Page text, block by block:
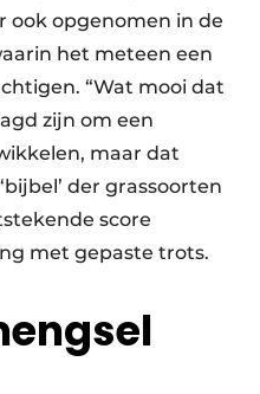
ook opgenomen in de
het meteen een
“Wat mooi dat
zijn om een
maar dat
der grassoorten
score
met gepaste trots.